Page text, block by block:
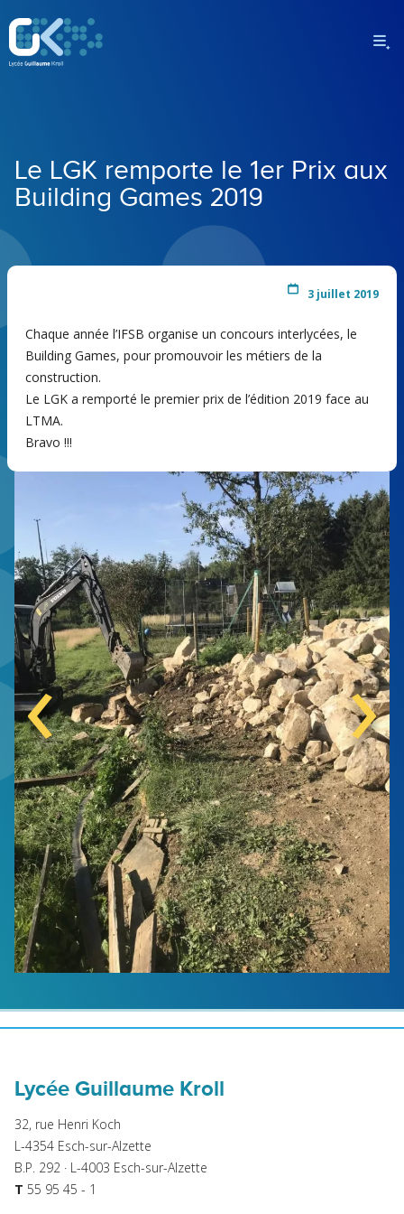
Le LGK remporte le 1er Prix aux
Building Games 2019
3 juillet 2019
Chaque année l’IFSB organise un concours interlycées, le
Building Games, pour promouvoir les métiers de la
construction.
Le LGK a remporté le premier prix de l’édition 2019 face au
LTMA.
Bravo !!!
‹ ›
Lycée Guillaume Kroll
32, rue Henri Koch
L-4354 Esch-sur-Alzette
B.P. 292 · L-4003 Esch-sur-Alzette
T 55 95 45 - 1